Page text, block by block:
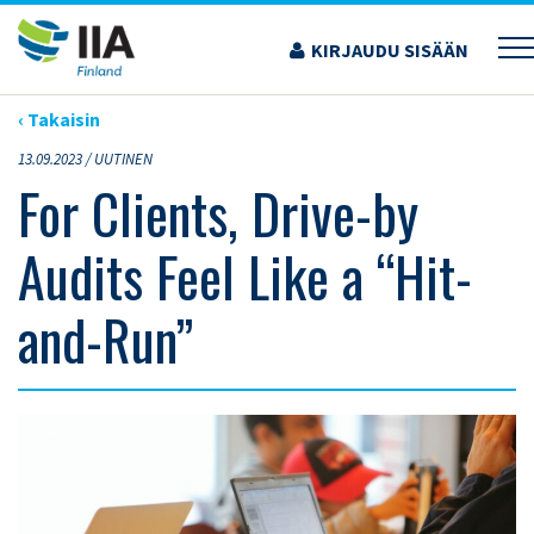
Siirry
sisältöön
KIRJAUDU SISÄÄN
›ARTIKKELIT›FOR CLIENTS, DRIVE-BY AUDITS FEEL LIKE A “HIT-AND-RUN”
‹ Takaisin
13.09.2023 /UUTINEN
For Clients, Drive-by
Audits Feel Like a “Hit-
and-Run”